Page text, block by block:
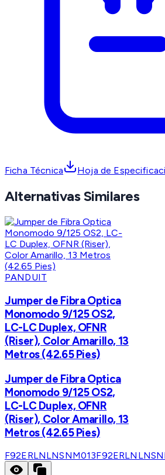
Ficha Técnica Hoja de
Alternativas Similares
PANDUIT
Jumper de Fibra Optica
Monomodo 9/125 OS2,
LC-LC Duplex, OFNR
(Riser), Color Amarillo, 13
Metros (42.65 Pies)
Jumper de Fibra Optica
Monomodo 9/125 OS2,
LC-LC Duplex, OFNR
(Riser), Color Amarillo, 13
Metros (42.65 Pies)
F92ERLNLNSNM013